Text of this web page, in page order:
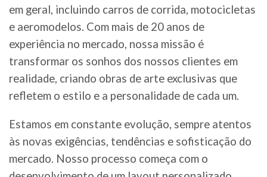
em geral, incluindo carros de corrida, motocicletas
e aeromodelos. Com mais de 20 anos de
experiência no mercado, nossa missão é
transformar os sonhos dos nossos clientes em
realidade, criando obras de arte exclusivas que
refletem o estilo e a personalidade de cada um.
Estamos em constante evolução, sempre atentos
às novas exigências, tendências e sofisticação do
mercado. Nosso processo começa com o